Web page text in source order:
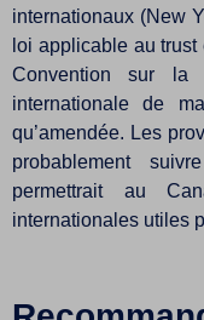
internationaux (New
loi applicable au
Convention sur la
internationale de
qu’amendée. Les
probablement
permettrait au
internationales utiles